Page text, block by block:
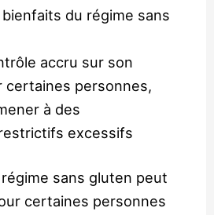
du régime sans
accru sur son
certaines personnes,
à des
excessifs
sans gluten peut
certaines personnes